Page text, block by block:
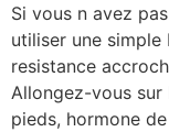
Si vous n avez
utiliser une
resistance
Allongez-vous
pieds, hormone